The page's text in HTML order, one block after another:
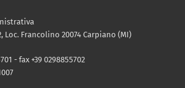
Loc. Francolino 20074 Carpiano (MI)
- fax +39 0298855702